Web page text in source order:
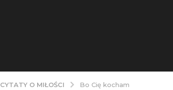
CYTATY O MIŁOŚCI Bo Cię kocham